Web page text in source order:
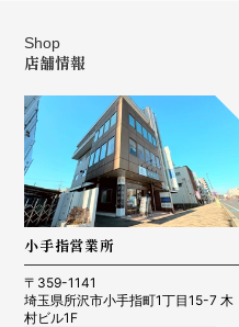
Shop
店舗情報
小手指営業所
〒359-1141
埼玉県所沢市小手指町1丁目15-7 木
村ビル1F